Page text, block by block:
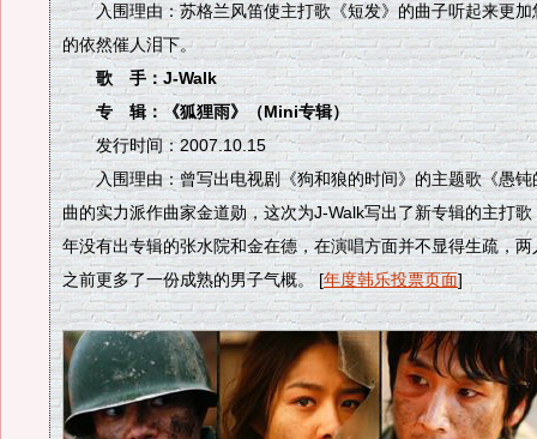
入围理由：苏格兰风笛使主打歌《短发》的曲子听起来更加
的依然催人泪下。
歌 手：J-Walk
专 辑：《狐狸雨》（Mini专辑）
发行时间：2007.10.15
入围理由：曾写出电视剧《狗和狼的时间》的主题歌《愚钝
曲的实力派作曲家金道勋，这次为J-Walk写出了新专辑的主打
年没有出专辑的张水院和金在德，在演唱方面并不显得生疏，
之前更多了一份成熟的男子气概。 [年度韩乐投票页面]